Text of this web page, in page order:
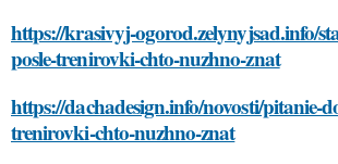
https://krasivyj-ogorod.zelynyjsad.info/
posle-trenirovki-chto-nuzhno-znat
https://dachadesign.info/novosti/pitanie-
trenirovki-chto-nuzhno-znat